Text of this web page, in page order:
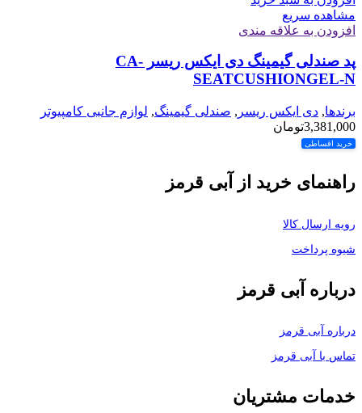
مشاهده سریع
افزودن به علاقه مندی
پد صندلی گیمینگ دی ایکس ریسر CA-
SEATCUSHIONGEL-N
برندها, دی ایکس ریسر , صندلی گیمینگ, لوازم جانبی کامپیوتر
3,381,000تومان
خرید اقساطی
راهنمای خرید از آبی قرمز
رویه ارسال کالا
شیوه پرداخت
درباره آبی قرمز
درباره آبی قرمز
تماس با آبی قرمز
خدمات مشتریان